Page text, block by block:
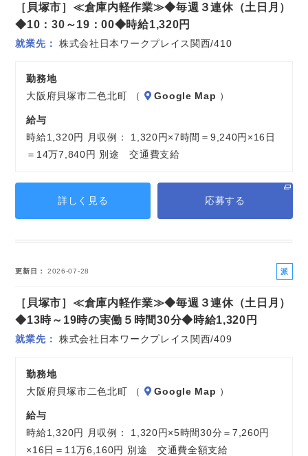
社
［貝塚市］≪倉庫内軽作業≫◆毎週３連休（土日月）
◆10：30～19：00◆時給1,320円
就業先 株式会社日本ワークプレイス関西/410
勤務地
大阪府貝塚市二色北町 （
Google Map ）
給与
時給1,320円 月収例： 1,320円×7時間＝9,240円×16日
＝14万7,840円 別途 交通費支給
詳しく見る 応募する
更新日 2026-07-28
派
社
［貝塚市］≪倉庫内軽作業≫◆毎週３連休（土日月）
◆13時～19時の実働５時間30分◆時給1,320円
就業先 株式会社日本ワークプレイス関西/409
勤務地
大阪府貝塚市二色北町 （
Google Map ）
給与
時給1,320円 月収例： 1,320円×5時間30分＝7,260円
×16日＝11万6,160円 別途 交通費全額支給